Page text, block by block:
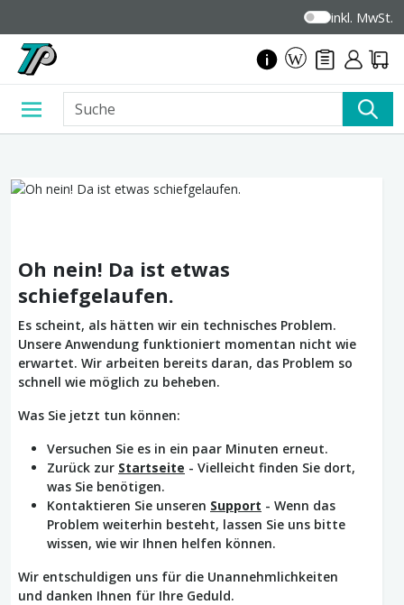
inkl. MwSt.
Oh nein! Da ist etwas
schiefgelaufen.
Es scheint, als hätten wir ein technisches Problem.
Unsere Anwendung funktioniert momentan nicht wie
erwartet. Wir arbeiten bereits daran, das Problem so
schnell wie möglich zu beheben.
Was Sie jetzt tun können:
Versuchen Sie es in ein paar Minuten erneut.
Zurück zur Startseite - Vielleicht finden Sie dort,
was Sie benötigen.
Kontaktieren Sie unseren Support - Wenn das
Problem weiterhin besteht, lassen Sie uns bitte
wissen, wie wir Ihnen helfen können.
Wir entschuldigen uns für die Unannehmlichkeiten
und danken Ihnen für Ihre Geduld.